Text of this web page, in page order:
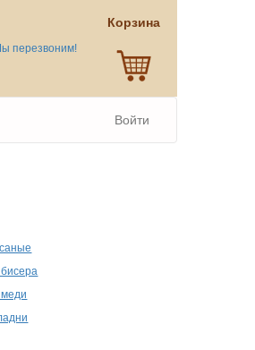
перезвоним!
Корзина
Войти